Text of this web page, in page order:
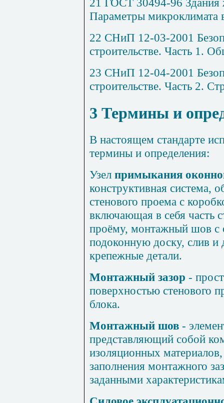
21 ГОСТ 30494-96
Параметры микроклимата
22 СНиП 12-03-2001
строительстве. Часть 1.
23 СНиП 12-04-2001
строительстве. Часть 2.
3 Термины и
В настоящем стандарте
термины и определения:
Узел примыкания
конструктивная система,
стенового проема с
включающая в себя часть
проёму, монтажный шов с
подоконную доску, слив и
крепежные детали.
Монтажный зазор -
поверхностью стенового
блока.
Монтажный шов -
представляющий собой
изоляционных
заполнения монтажного
заданными